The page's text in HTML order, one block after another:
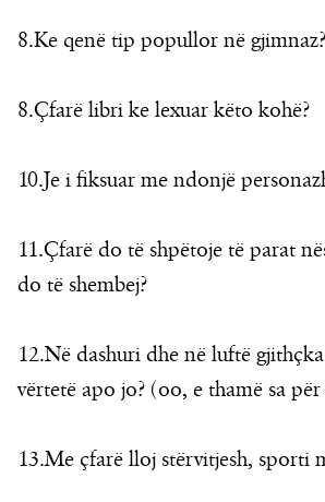
8.Ke qenë tip popullor në gjimnaz?
8.Çfarë libri ke lexuar këto kohë?
10.Je i fiksuar me ndonjë
11.Çfarë do të shpëtoje të parat
do të shembej?
12.Në dashuri dhe në luftë
vërtetë apo jo? (oo, e thamë sa për
13.Me çfarë lloj stërvitjesh, sporti